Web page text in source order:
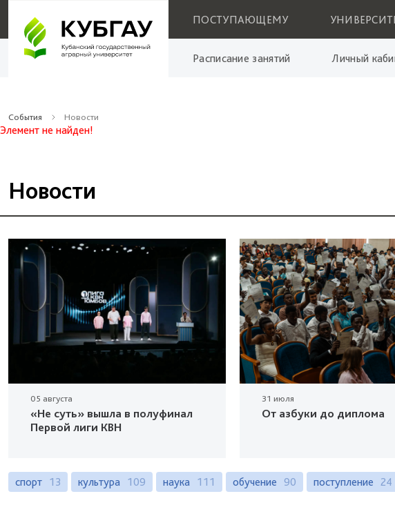
ПОСТУПАЮЩЕМУ
Расписание занятий Личный
События Новости
Элемент не найден!
Новости
05 августа
«Не суть» вышла в полуфинал
Первой лиги КВН
31 июля
От азбуки до диплома
спорт 13 культура 109 наука 111 обучение 90 поступление 24